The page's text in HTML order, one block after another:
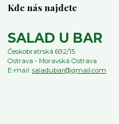
Kde nás najdete
SALAD U BAR
Českobratrská 692/15
Ostrava - Moravská Ostrava
E-mail:saladubar@gmail.com